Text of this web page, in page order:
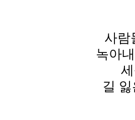
사람
녹아
길